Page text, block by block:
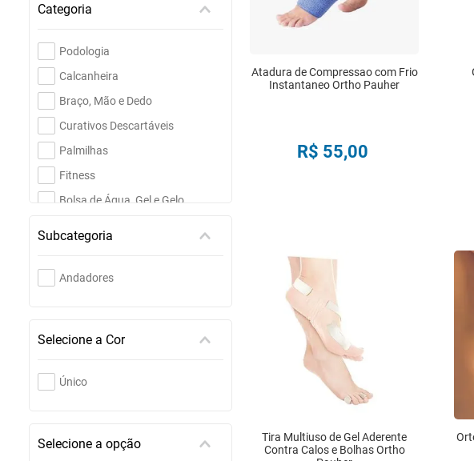
Categoria
Podologia
Calcanheira
Braço, Mão e Dedo
Curativos Descartáveis
Palmilhas
Fitness
Bolsa de Água, Gel e Gelo
Cremes e Hidratantes
Subcategoria
Andadores
Selecione a Cor
Único
Selecione a opção
Atadura de Compressao com Frio
Instantaneo Ortho Pauher
R$ 55,00
Tira Multiuso de Gel Aderente
Contra Calos e Bolhas Ortho